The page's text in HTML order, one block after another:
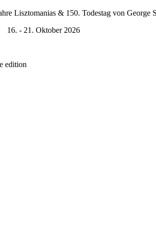
Lisztomanias & 150. Todestag von George
16. - 21. Oktober 2026